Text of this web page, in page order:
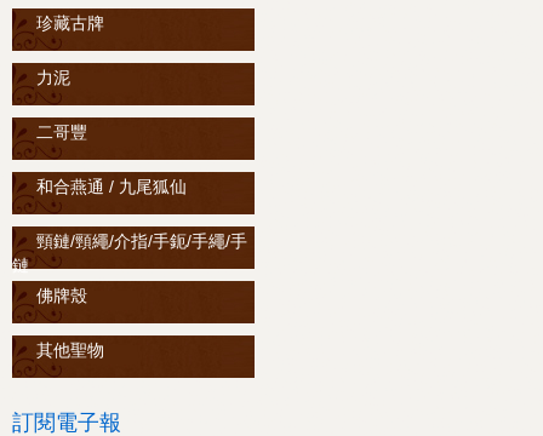
珍藏古牌
力泥
二哥豐
和合燕通 / 九尾狐仙
頸鏈/頸繩/介指/手鈪/手繩/手
鏈
佛牌殼
其他聖物
訂閱電子報